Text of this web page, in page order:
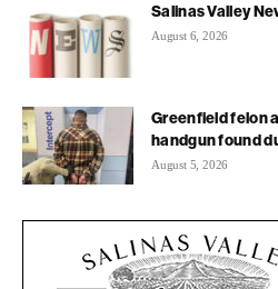
Salinas Valley
August 6, 2026
Greenfield felon
handgun found
August 5, 2026